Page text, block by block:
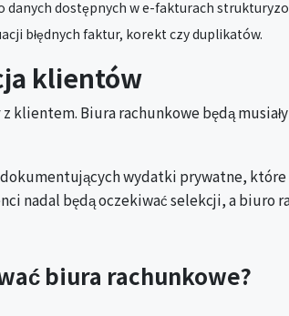
danych dostępnych w e-fakturach
błędnych faktur, korekt czy duplikatów.
klientów
z klientem. Biura rachunkowe będą
wydatki prywatne, które
nadal będą oczekiwać selekcji, a
biura rachunkowe?